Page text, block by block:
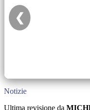
❮
Notizie
Ultima revisione da